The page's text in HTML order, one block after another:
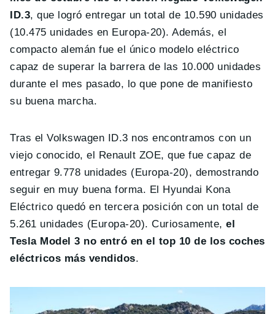
ID.3, que logró entregar un total de 10.590 unidades
(10.475 unidades en Europa-20). Además, el
compacto alemán fue el único modelo eléctrico
capaz de superar la barrera de las 10.000 unidades
durante el mes pasado, lo que pone de manifiesto
su buena marcha.
Tras el Volkswagen ID.3 nos encontramos con un
viejo conocido, el Renault ZOE, que fue capaz de
entregar 9.778 unidades (Europa-20), demostrando
seguir en muy buena forma. El Hyundai Kona
Eléctrico quedó en tercera posición con un total de
5.261 unidades (Europa-20). Curiosamente, el
Tesla Model 3 no entró en el top 10 de los coches
eléctricos más vendidos.